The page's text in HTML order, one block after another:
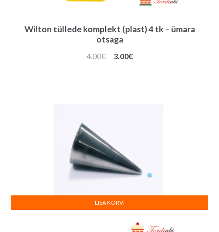
Wilton tüllede komplekt (plast) 4 tk – ümara
otsaga
4.00€
Algne
3.00€Praegune
LISA KORVI